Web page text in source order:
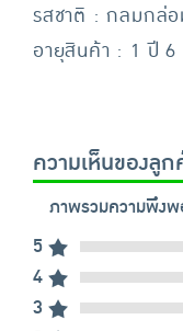
รสชาติ : กลมกล่อ
อายุสินค้า : 1 ปี
ความเห็นของลูก
ภาพรวมความพึงพ
5
4
3